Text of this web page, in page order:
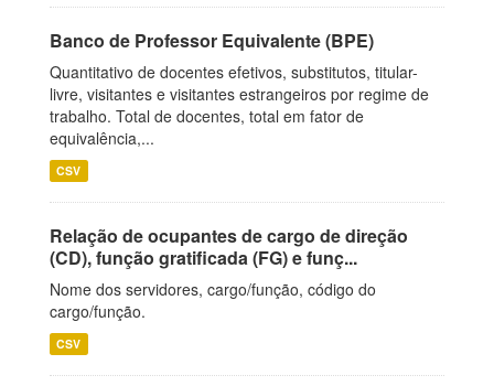
Banco de Professor Equivalente (BPE)
Quantitativo de docentes efetivos, substitutos, titular-
livre, visitantes e visitantes estrangeiros por regime de
trabalho. Total de docentes, total em fator de
equivalência,...
CSV
Relação de ocupantes de cargo de direção
(CD), função gratificada (FG) e funç...
Nome dos servidores, cargo/função, código do
cargo/função.
CSV